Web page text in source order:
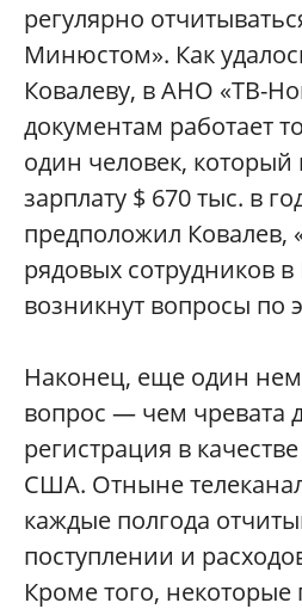
регулярно
Минюстом». Как
Ковалеву, в АНО «ТВ-
документам работает
один человек, который
зарплату $ 670 тыс. в
предположил Ковалев,
рядовых сотрудников
возникнут вопросы по
Наконец, еще один
вопрос — чем чревата
регистрация в
США. Отныне
каждые полгода
поступлении и
Кроме того, некоторые